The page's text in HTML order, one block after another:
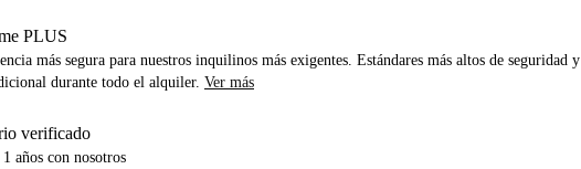
PLUS
más segura para nuestros inquilinos más exigentes. Estándares más altos de seguridad y
durante todo el alquiler. Ver más
verificado
1 años con nosotros